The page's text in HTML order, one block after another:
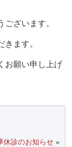
ざいます。
きます。
お願い申し上げ
休診のお知らせ»